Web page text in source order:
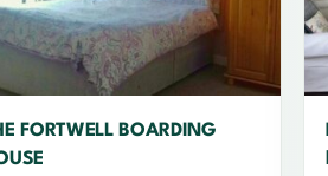
FORTWELL BOARDING